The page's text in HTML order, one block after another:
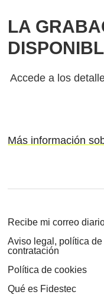
LA
Accede a los
Más información
Recibe mi correo
Aviso legal, política
contratación
Política de cookies
Qué es Fidestec